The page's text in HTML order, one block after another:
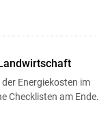
Energiekosten im
Checklisten am Ende.